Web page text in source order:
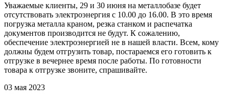
Уважаемые клиенты, 29 и 30 июня на металлобазе будет
отсутствовать электроэнергия с 10.00 до 16.00. В это время
погрузка металла краном, резка станком и распечатка
документов производится не будут. К сожалению,
обеспечение электроэнергией не в нашей власти. Всем, кому
должны будем отгрузить товар, постараемся его готовить к
отгрузке в вечернее время после работы. По готовности
товара к отгрузке звоните, спрашивайте.
03 мая 2023